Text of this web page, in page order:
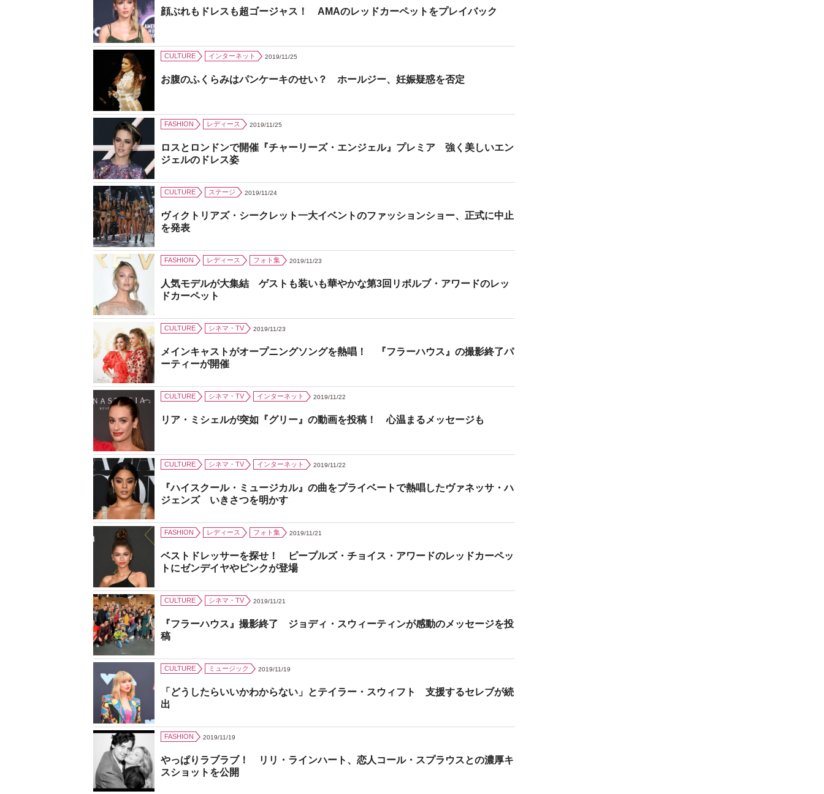
顔ぶれもドレスも超ゴージャス！ AMAのレッドカーペットをプレイバック
CULTURE インターネット 2019/11/25
お腹のふくらみはパンケーキのせい？ ホールジー、妊娠疑惑を否定
FASHION レディース 2019/11/25
ロスとロンドンで開催『チャーリーズ・エンジェル』プレミア 強く美しいエン
ジェルのドレス姿
CULTURE ステージ 2019/11/24
ヴィクトリアズ・シークレット一大イベントのファッションショー、正式に中止
を発表
FASHION レディース フォト集 2019/11/23
人気モデルが大集結 ゲストも装いも華やかな第3回リボルブ・アワードのレッ
ドカーペット
CULTURE シネマ・TV 2019/11/23
メインキャストがオープニングソングを熱唱！ 『フラーハウス』の撮影終了パ
ーティーが開催
CULTURE シネマ・TV インターネット 2019/11/22
リア・ミシェルが突如『グリー』の動画を投稿！ 心温まるメッセージも
CULTURE シネマ・TV インターネット 2019/11/22
『ハイスクール・ミュージカル』の曲をプライベートで熱唱したヴァネッサ・ハ
ジェンズ いきさつを明かす
FASHION レディース フォト集 2019/11/21
ベストドレッサーを探せ！ ピープルズ・チョイス・アワードのレッドカーペッ
トにゼンデイヤやピンクが登場
CULTURE シネマ・TV 2019/11/21
『フラーハウス』撮影終了 ジョディ・スウィーティンが感動のメッセージを投
稿
CULTURE ミュージック 2019/11/19
「どうしたらいいかわからない」とテイラー・スウィフト 支援するセレブが続
出
FASHION 2019/11/19
やっぱりラブラブ！ リリ・ラインハート、恋人コール・スプラウスとの濃厚キ
スショットを公開